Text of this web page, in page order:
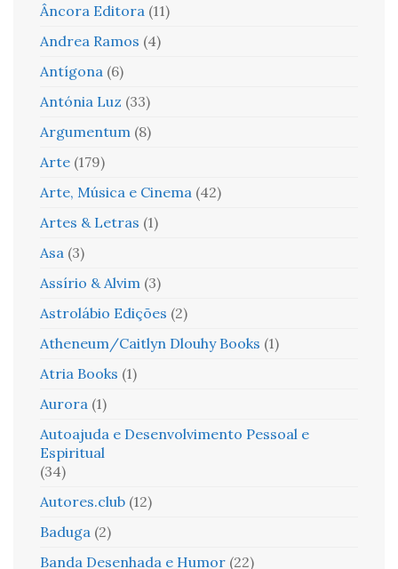
Âncora Editora (11)
Andrea Ramos (4)
Antígona (6)
Antónia Luz (33)
Argumentum (8)
Arte (179)
Arte, Música e Cinema (42)
Artes & Letras (1)
Asa (3)
Assírio & Alvim (3)
Astrolábio Edições (2)
Atheneum/Caitlyn Dlouhy Books (1)
Atria Books (1)
Aurora (1)
Autoajuda e Desenvolvimento Pessoal e
Espiritual
(34)
Autores.club (12)
Baduga (2)
Banda Desenhada e Humor (22)